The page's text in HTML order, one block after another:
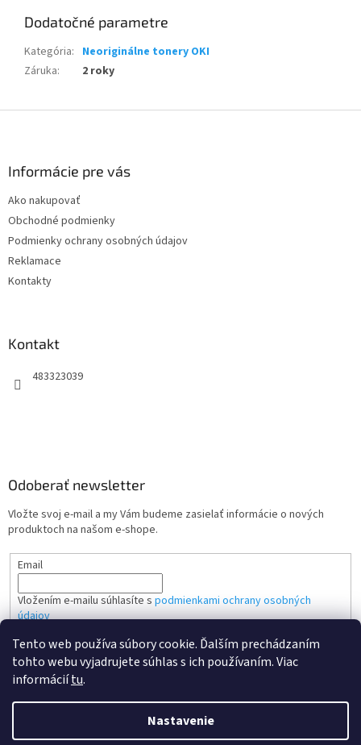
Tento web používa súbory cookie. Ďalším prechádzaním
tohto webu vyjadrujete súhlas s ich používaním. Viac
informáciítu.
Nastavenie
Dodatočné parametre
Kategória: Neoriginálne tonery OKI
Záruka: 2 roky
Informácie pre vás
Ako nakupovať
Obchodné podmienky
Podmienky ochrany osobných údajov
Reklamace
Kontakty
Kontakt
483323039
Odoberať newsletter
Vložte svoj e-mail a my Vám budeme zasielať informácie o nových
produktoch na našom e-shope.
Email
Vložením e-mailu súhlasíte s podmienkami ochrany osobných
údajov
PRIHLÁSIŤ SA
Vytvoril Shoptet